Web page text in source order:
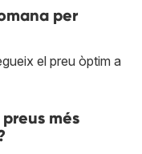
per
el preu òptim a
més